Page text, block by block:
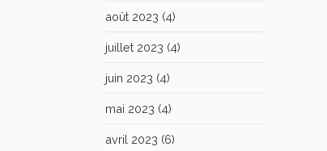
août 2023 (4)
juillet 2023 (4)
juin 2023 (4)
mai 2023 (4)
avril 2023 (6)